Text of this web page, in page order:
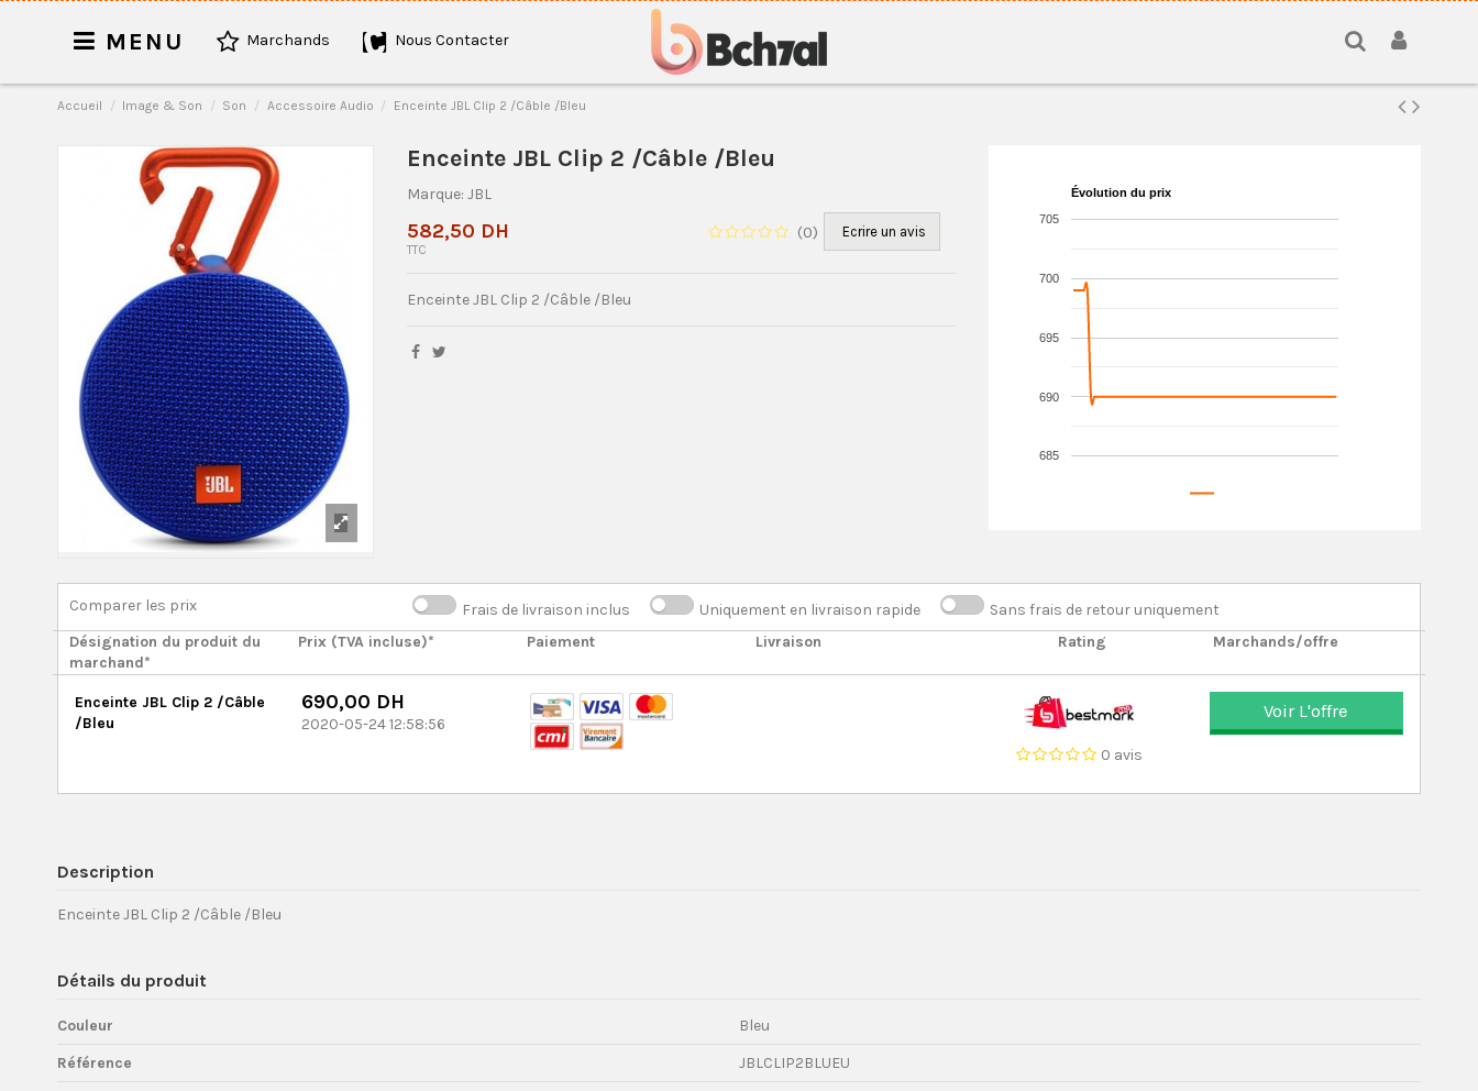
MENU Marchands Nous Contacter
Accueil Image & Son Son Accessoire Audio Enceinte JBL Clip 2 /Câble /Bleu
Enceinte JBL Clip 2 /Câble /Bleu
Marque: JBL
(0) Ecrire un avis
582,50 DH
TTC
Enceinte JBL Clip 2 /Câble /Bleu
Évolution du prix
685
690
695
700
705
Comparer les prix Frais de livraison inclus Uniquement en livraison rapide
Sans frais de retour uniquement
Désignation du produit du
marchand*
Prix (TVA incluse)* Paiement Livraison Rating Marchands/offre
Enceinte JBL Clip 2 /Câble
/Bleu
690,00 DH
2020-05-24 12:58:56
0 avis
Voir L'offre
Description
Enceinte JBL Clip 2 /Câble /Bleu
Détails du produit
Couleur
Bleu
Référence
JBLCLIP2BLUEU